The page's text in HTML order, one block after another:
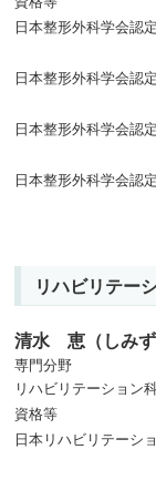
日本整形外科学会認
日本整形外科学会認
日本整形外科学会認
日本整形外科学会認
リハビリテー
清水 恵（しみず
専門分野
リハビリテーション
資格等
日本リハビリテーシ